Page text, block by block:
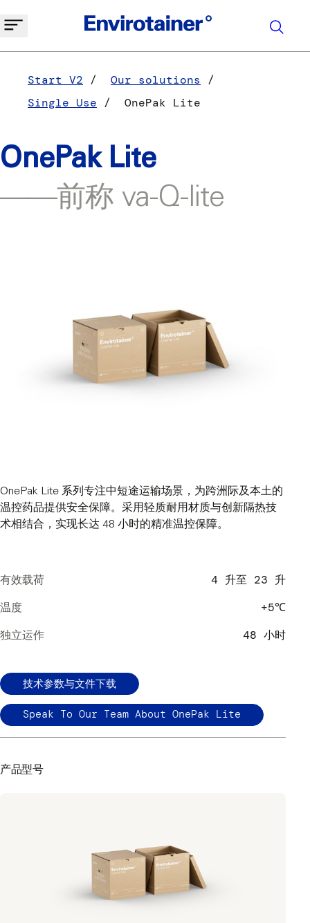
Start V2
Our solutions
Single Use
OnePak Lite
OnePak Lite
——前称 va-Q-lite
OnePak Lite 系列专注中短途运输场景，为跨洲际及本土的
温控药品提供安全保障。采用轻质耐用材质与创新隔热技
术相结合，实现长达 48 小时的精准温控保障。
有效载荷
4 升至 23 升
温度
+5℃
独立运作
48 小时
技术参数与文件下载
Speak To Our Team About OnePak Lite
产品型号